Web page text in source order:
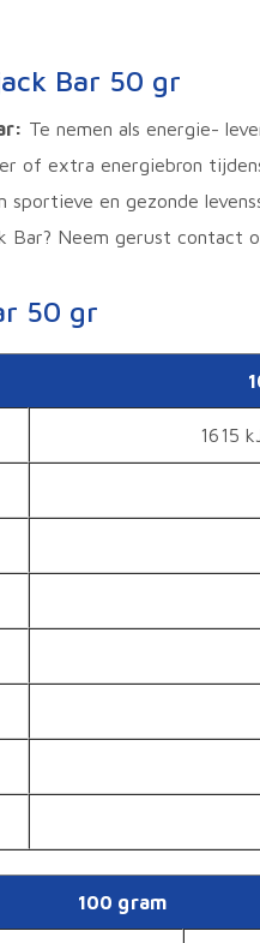
Bar 50 gr
Te nemen als energie-
of extra energiebron
sportieve en gezonde
Bar? Neem gerust contact
50 gr
1615
100 gram